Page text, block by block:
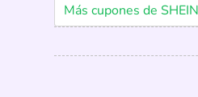
Más cupones de SHEIN